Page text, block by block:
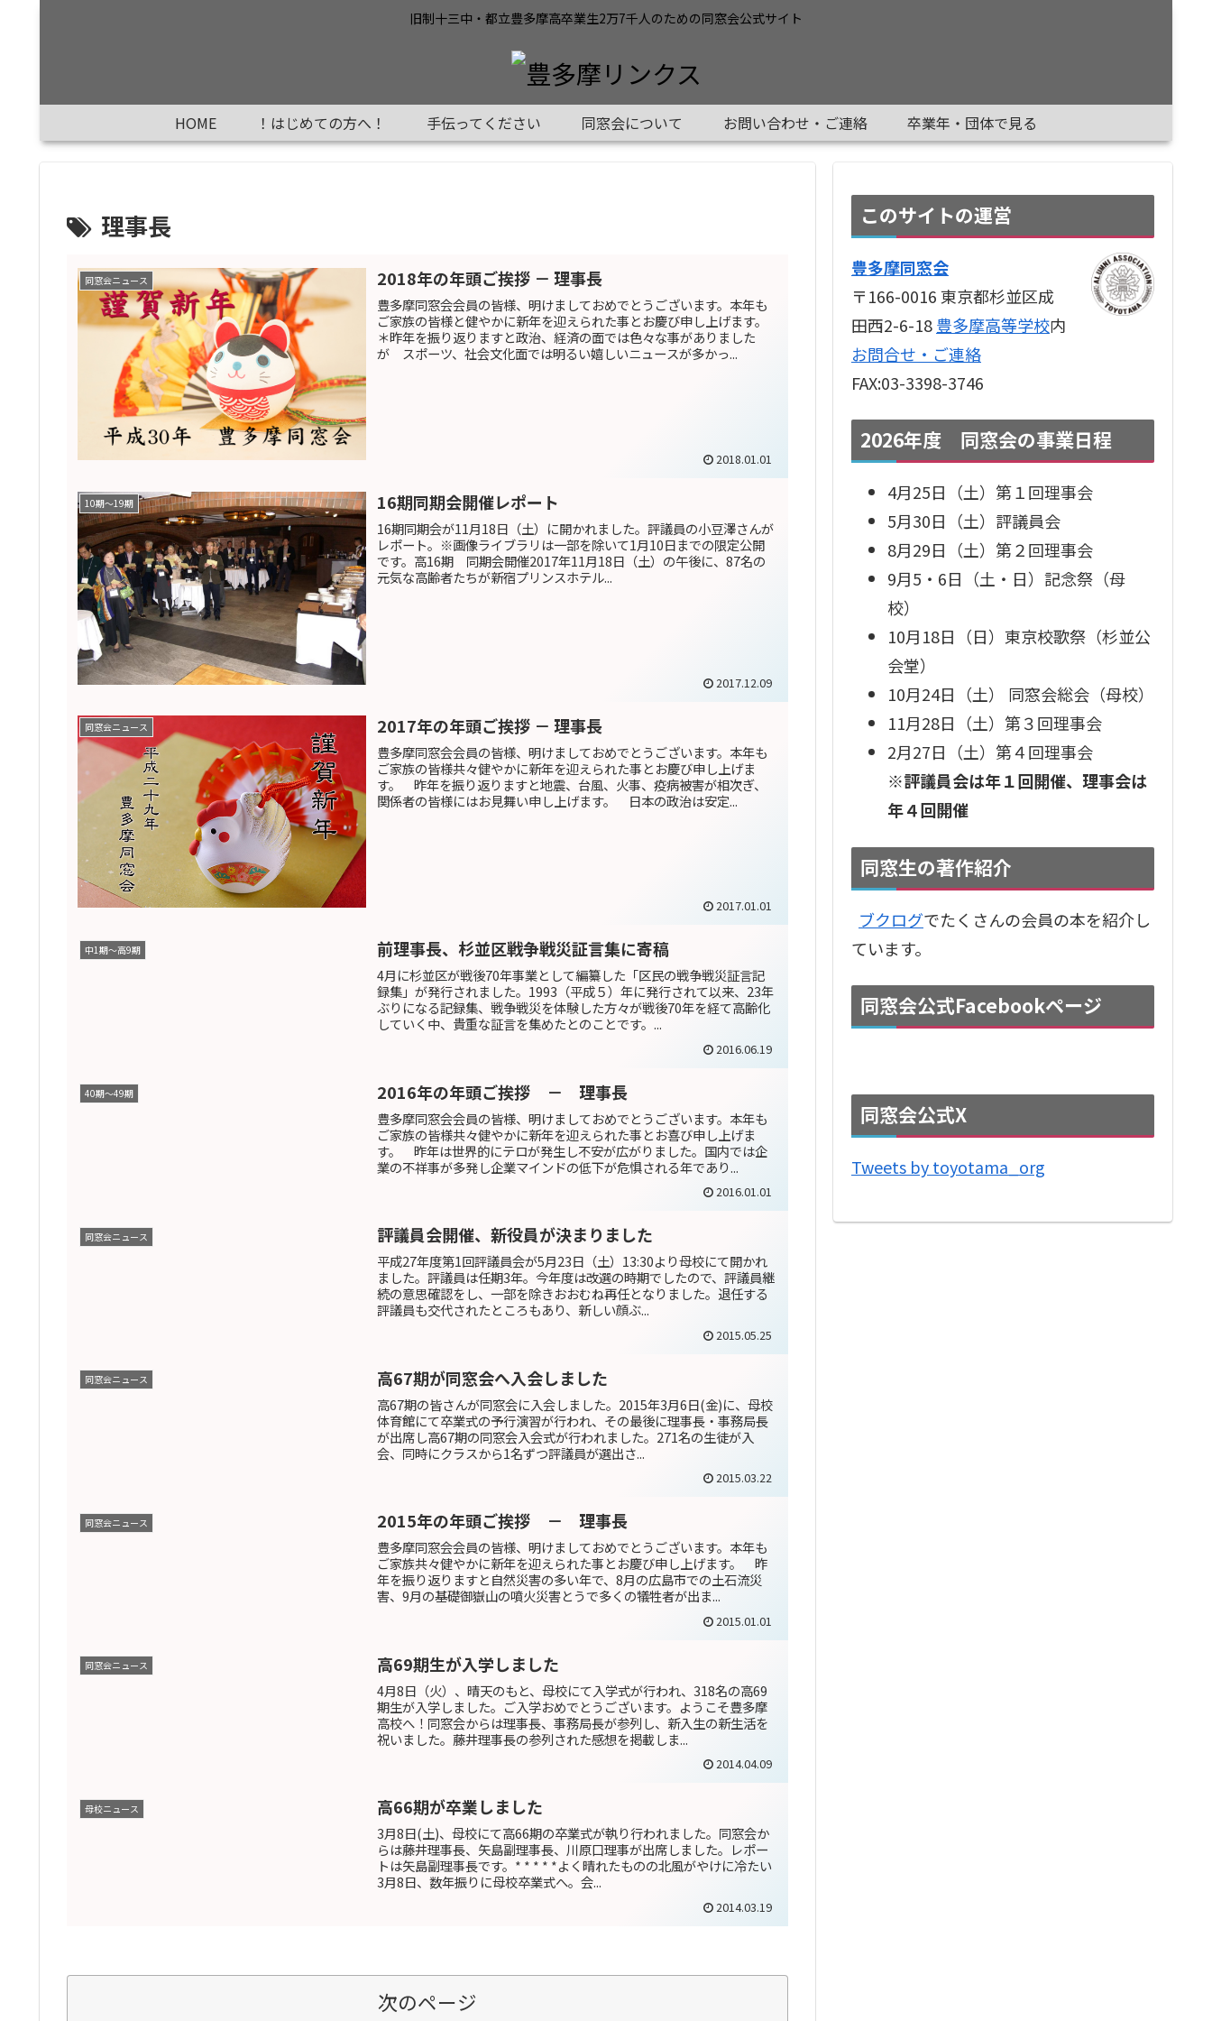
旧制十三中・都立豊多摩高卒業生2万7千人のための同窓会公式サイト
HOME ！はじめての方へ！ 手伝ってください 同窓会について お問い合わせ・ご連絡 卒業年・団体で見る
理事長
同窓会ニュース 2018年の年頭ご挨拶 － 理事長
豊多摩同窓会会員の皆様、明けましておめでとうございます。本年も
ご家族の皆様と健やかに新年を迎えられた事とお慶び申し上げます。
＊昨年を振り返りますと政治、経済の面では色々な事がありました
が スポーツ、社会文化面では明るい嬉しいニュースが多かっ...
2018.01.01
10期〜19期 16期同期会開催レポート
16期同期会が11月18日（土）に開かれました。評議員の小豆澤さんが
レポート。※画像ライブラリは一部を除いて1月10日までの限定公開
です。高16期 同期会開催2017年11月18日（土）の午後に、87名の
元気な高齢者たちが新宿プリンスホテル...
2017.12.09
同窓会ニュース 2017年の年頭ご挨拶 － 理事長
豊多摩同窓会会員の皆様、明けましておめでとうございます。本年も
ご家族の皆様共々健やかに新年を迎えられた事とお慶び申し上げま
す。 昨年を振り返りますと地震、台風、火事、疫病被害が相次ぎ、
関係者の皆様にはお見舞い申し上げます。 日本の政治は安定...
2017.01.01
中1期～高9期 前理事長、杉並区戦争戦災証言集に寄稿
4月に杉並区が戦後70年事業として編纂した「区民の戦争戦災証言記
録集」が発行されました。1993（平成５）年に発行されて以来、23年
ぶりになる記録集、戦争戦災を体験した方々が戦後70年を経て高齢化
していく中、貴重な証言を集めたとのことです。...
2016.06.19
40期～49期 2016年の年頭ご挨拶 － 理事長
豊多摩同窓会会員の皆様、明けましておめでとうございます。本年も
ご家族の皆様共々健やかに新年を迎えられた事とお喜び申し上げま
す。 昨年は世界的にテロが発生し不安が広がりました。国内では企
業の不祥事が多発し企業マインドの低下が危惧される年であり...
2016.01.01
同窓会ニュース 評議員会開催、新役員が決まりました
平成27年度第1回評議員会が5月23日（土）13:30より母校にて開かれ
ました。評議員は任期3年。今年度は改選の時期でしたので、評議員継
続の意思確認をし、一部を除きおおむね再任となりました。退任する
評議員も交代されたところもあり、新しい顔ぶ...
2015.05.25
同窓会ニュース 高67期が同窓会へ入会しました
高67期の皆さんが同窓会に入会しました。2015年3月6日(金)に、母校
体育館にて卒業式の予行演習が行われ、その最後に理事長・事務局長
が出席し高67期の同窓会入会式が行われました。271名の生徒が入
会、同時にクラスから1名ずつ評議員が選出さ...
2015.03.22
同窓会ニュース 2015年の年頭ご挨拶 － 理事長
豊多摩同窓会会員の皆様、明けましておめでとうございます。本年も
ご家族共々健やかに新年を迎えられた事とお慶び申し上げます。 昨
年を振り返りますと自然災害の多い年で、8月の広島市での土石流災
害、9月の基礎御嶽山の噴火災害とうで多くの犠牲者が出ま...
2015.01.01
同窓会ニュース 高69期生が入学しました
4月8日（火）、晴天のもと、母校にて入学式が行われ、318名の高69
期生が入学しました。ご入学おめでとうございます。ようこそ豊多摩
高校へ！同窓会からは理事長、事務局長が参列し、新入生の新生活を
祝いました。藤井理事長の参列された感想を掲載しま...
2014.04.09
母校ニュース 高66期が卒業しました
3月8日(土)、母校にて高66期の卒業式が執り行われました。同窓会か
らは藤井理事長、矢島副理事長、川原口理事が出席しました。レポー
トは矢島副理事長です。* * * * *よく晴れたものの北風がやけに冷たい
3月8日、数年振りに母校卒業式へ。会...
2014.03.19
次のページ
このサイトの運営
豊多摩同窓会
〒166-0016 東京都杉並区成
田西2-6-18豊多摩高等学校内
お問合せ・ご連絡
FAX:03-3398-3746
2026年度 同窓会の事業日程
4月25日（土）第１回理事会
5月30日（土）評議員会
8月29日（土）第２回理事会
9月5・6日（土・日）記念祭（母
校）
10月18日（日）東京校歌祭（杉並公
会堂）
10月24日（土） 同窓会総会（母校）
11月28日（土）第３回理事会
2月27日（土）第４回理事会
※評議員会は年１回開催、理事会は
年４回開催
同窓生の著作紹介
ブクログでたくさんの会員の本を紹介し
ています。
同窓会公式Facebookページ
同窓会公式X
Tweets by toyotama_org